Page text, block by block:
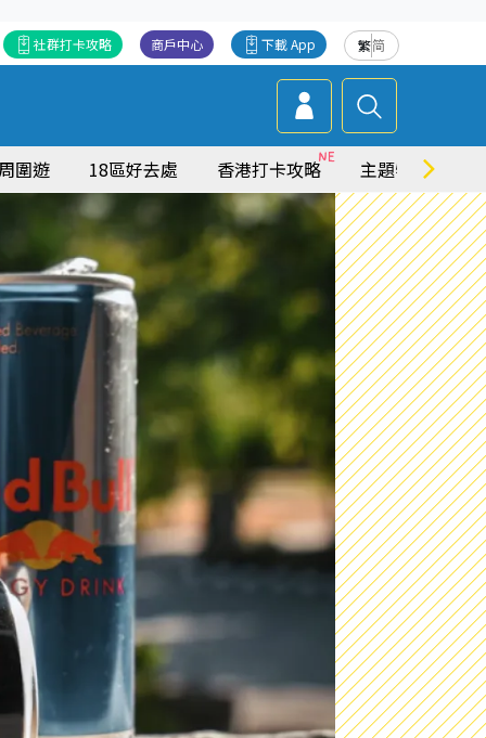
繁简
下載 App
商戶中心
社群打卡攻略
圍遊 18區好去處 香港打卡攻略 主題特集